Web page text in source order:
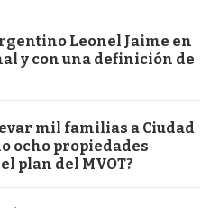
Leonel Jaime en
y con una definición de
mil familias a Ciudad
ocho propiedades
plan del MVOT?